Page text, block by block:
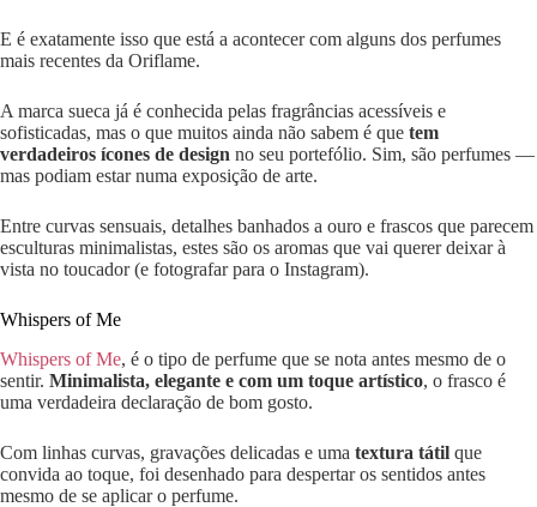
E é exatamente isso que está a acontecer com alguns dos perfumes
mais recentes da Oriflame.
A marca sueca já é conhecida pelas fragrâncias acessíveis e
sofisticadas, mas o que muitos ainda não sabem é que tem
verdadeiros ícones de design no seu portefólio. Sim, são perfumes —
mas podiam estar numa exposição de arte.
Entre curvas sensuais, detalhes banhados a ouro e frascos que parecem
esculturas minimalistas, estes são os aromas que vai querer deixar à
vista no toucador (e fotografar para o Instagram).
Whispers of Me
Whispers of Me, é o tipo de perfume que se nota antes mesmo de o
sentir. Minimalista, elegante e com um toque artístico, o frasco é
uma verdadeira declaração de bom gosto.
Com linhas curvas, gravações delicadas e uma textura tátil que
convida ao toque, foi desenhado para despertar os sentidos antes
mesmo de se aplicar o perfume.